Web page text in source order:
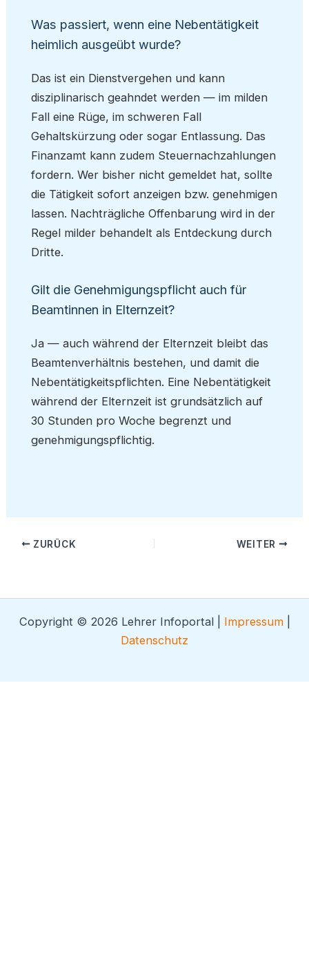
Was passiert, wenn eine Nebentätigkeit
heimlich ausgeübt wurde?
Das ist ein Dienstvergehen und kann
disziplinarisch geahndet werden — im milden
Fall eine Rüge, im schweren Fall
Gehaltskürzung oder sogar Entlassung. Das
Finanzamt kann zudem Steuernachzahlungen
fordern. Wer bisher nicht gemeldet hat, sollte
die Tätigkeit sofort anzeigen bzw. genehmigen
lassen. Nachträgliche Offenbarung wird in der
Regel milder behandelt als Entdeckung durch
Dritte.
Gilt die Genehmigungspflicht auch für
Beamtinnen in Elternzeit?
Ja — auch während der Elternzeit bleibt das
Beamtenverhältnis bestehen, und damit die
Nebentätigkeitspflichten. Eine Nebentätigkeit
während der Elternzeit ist grundsätzlich auf
30 Stunden pro Woche begrenzt und
genehmigungspflichtig.
ZURÜCK WEITER
Copyright © 2026 Lehrer Infoportal | Impressum|
Datenschutz